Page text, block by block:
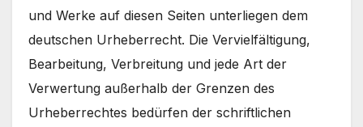
und Werke auf diesen Seiten unterliegen dem
deutschen Urheberrecht. Die Vervielfältigung,
Bearbeitung, Verbreitung und jede Art der
Verwertung außerhalb der Grenzen des
Urheberrechtes bedürfen der schriftlichen